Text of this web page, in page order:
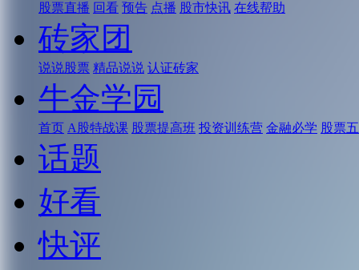
股票直播 回看 预告 点播 股市快讯 在线帮助
砖家团
说说股票 精品说说 认证砖家
牛金学园
首页 A股特战课 股票提高班 投资训练营 金融必学 股票
话题
好看
快评